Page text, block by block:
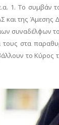
1. Το συμβάν
και της Άμεσης
συναδέλφων
τους στα
το Κύρος